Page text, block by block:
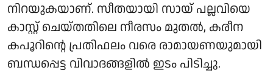
നിറയുകയാണ്. സീതയായി സായ് പല്ലവിയെ
കാസ്റ്റ് ചെയ്തതിലെ നീരസം മുതൽ, കരീന
കപൂറിന്റെ പ്രതിഫലം വരെ രാമായണയുമായി
ബന്ധപ്പെട്ട വിവാദങ്ങളിൽ ഇടം പിടിച്ചു.